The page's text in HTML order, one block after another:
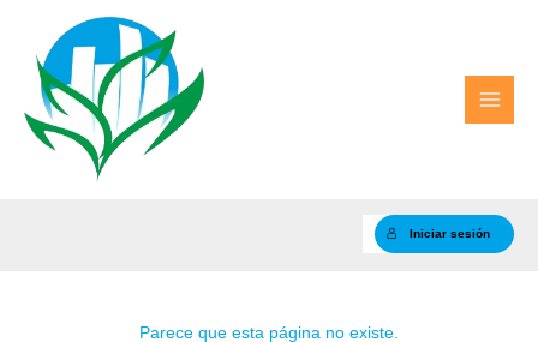
contenido
Iniciar sesión
Parece que esta página no existe.